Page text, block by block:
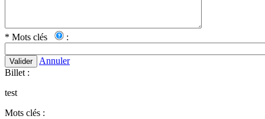
* Mots clés :
Valider
Annuler
Billet :
test
Mots clés :